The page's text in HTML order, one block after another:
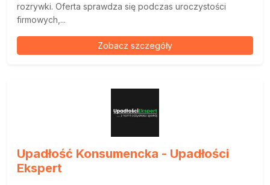
rozrywki. Oferta sprawdza się podczas uroczystości
firmowych,...
Zobacz szczegóły
Upadłość Konsumencka - Upadłości
Ekspert